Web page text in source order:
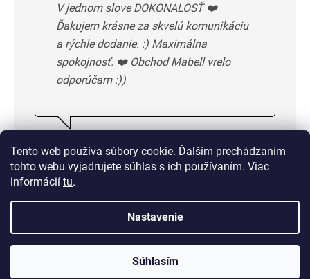
Tento web používa súbory cookie. Ďalším prechádzaním
tohto webu vyjadrujete súhlas s ich používaním. Viac
informácií tu.
Nastavenie
Súhlasím
V jednom slove DOKONALOSŤ ❤️
Ďakujem krásne za skvelú komunikáciu
a rýchle dodanie. :) Maximálna
spokojnosť. ❤️ Obchod Mabell vrelo
odporúčam :))
DALSIE HODNOTENIE